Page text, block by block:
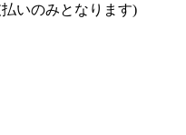
いのみとなります)